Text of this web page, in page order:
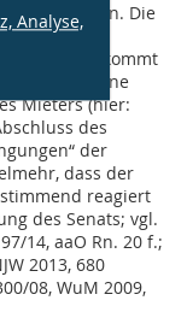
Die
Einigung kommt
Vermieter eine
Mieters (hier:
des
der
dass der
reagiert
des Senats; vgl.
14, aaO Rn. 20 f.;
2013, 680
08, WuM 2009,
Analyse,